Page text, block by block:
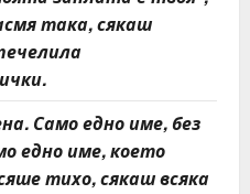
така, сякаш
Само едно име, без
едно име, което
тихо, сякаш всяка